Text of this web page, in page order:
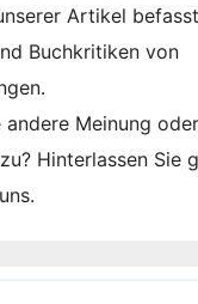
Artikel
Buchkritiken von
andere Meinung
Hinterlassen Sie